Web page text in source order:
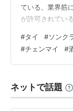
ている。業界筋
が許可されてい
わないとして休
コール飲料ビジ
販売時間の延長
施設で多く消費
まだ許可されて
#タイ #ソンク
#チェンマイ #
ネットで話題